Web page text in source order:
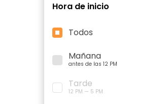
Hora de inicio
Todos
Mañana
antes de las 12 PM
Tarde
12 PM — 5 PM